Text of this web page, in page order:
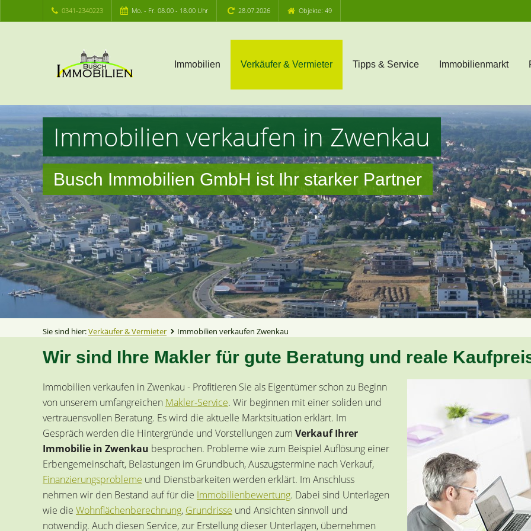
0341-2340223 Mo. - Fr. 08.00 - 18.00 Uhr 28.07.2026 Objekte: 49
Immobilien Verkäufer & Vermieter Tipps & Service Immobilienmarkt
Immobilien verkaufen in Zwenkau
Busch Immobilien GmbH ist Ihr starker Partner
Sie sind hier:Verkäufer & Vermieter Immobilien verkaufen Zwenkau
Wir sind Ihre Makler für gute Beratung und reale
Immobilien verkaufen in Zwenkau - Profitieren Sie als Eigentümer schon zu Beginn
von unserem umfangreichen Makler-Service. Wir beginnen mit einer soliden und
vertrauensvollen Beratung. Es wird die aktuelle Marktsituation erklärt. Im
Gespräch werden die Hintergründe und Vorstellungen zum Verkauf Ihrer
Immobilie in Zwenkau besprochen. Probleme wie zum Beispiel Auflösung einer
Erbengemeinschaft, Belastungen im Grundbuch, Auszugstermine nach Verkauf,
Finanzierungsprobleme und Dienstbarkeiten werden erklärt. Im Anschluss
nehmen wir den Bestand auf für die Immobilienbewertung. Dabei sind Unterlagen
wie die Wohnflächenberechnung, Grundrisse und Ansichten sinnvoll und
notwendig. Auch diesen Service, zur Erstellung dieser Unterlagen, übernehmen